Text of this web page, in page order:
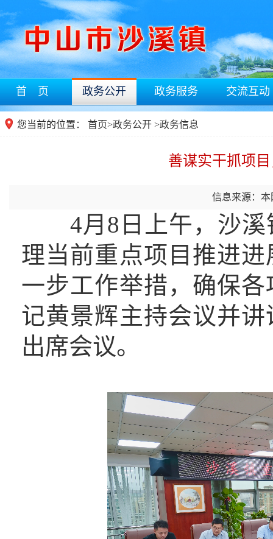
首 页 政务公开 政务服务 交流互动
您当前的位置： 首页>政务公开 >政务信息
善谋实干抓项
信息来源：本
4月8日上午，沙溪
理当前重点项目推进
一步工作举措，确保
记黄景辉主持会议并
出席会议。